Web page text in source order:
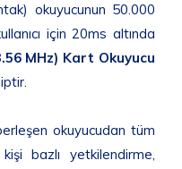
okuyucunun 50.000
için 20ms altında
MHz) Kart Okuyucu
okuyucudan tüm
bazlı yetkilendirme,